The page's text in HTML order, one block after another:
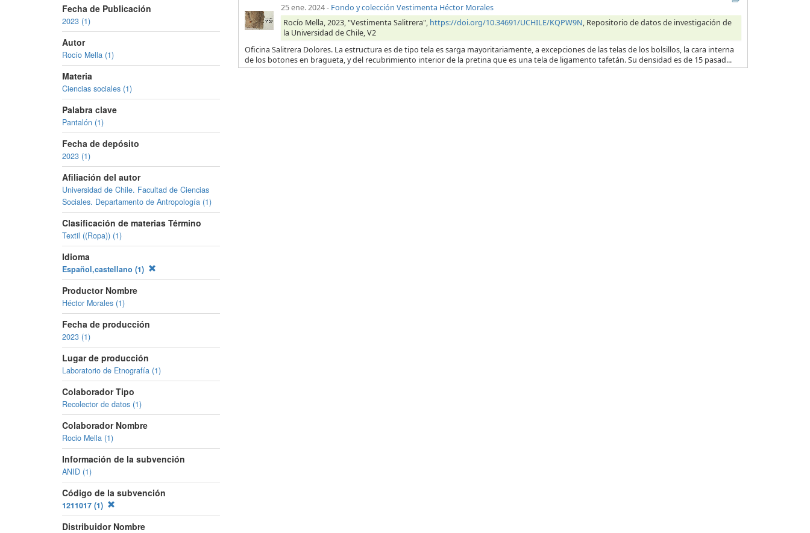
Fecha de Publicación
2023 (1)
Autor
Rocío Mella (1)
Materia
Ciencias sociales (1)
Palabra clave
Pantalón (1)
Fecha de depósito
2023 (1)
Afiliación del autor
Universidad de Chile. Facultad de Ciencias
Sociales. Departamento de Antropología (1)
Clasificación de materias Término
Textil ((Ropa)) (1)
Idioma
Español,castellano (1)
Productor Nombre
Héctor Morales (1)
Fecha de producción
2023 (1)
Lugar de producción
Laboratorio de Etnografía (1)
Colaborador Tipo
Recolector de datos (1)
Colaborador Nombre
Rocio Mella (1)
Información de la subvención
ANID (1)
Código de la subvención
1211017 (1)
Distribuidor Nombre
25 ene. 2024- Fondo y colección Vestimenta Héctor Morales
Rocío Mella, 2023, "Vestimenta Salitrera", https://doi.org/10.34691/UCHILE/KQPW9N, Repositorio de datos de investigación de
la Universidad de Chile, V2
Oficina Salitrera Dolores. La estructura es de tipo tela es sarga mayoritariamente, a excepciones de las telas de los bolsillos, la cara interna
de los botones en bragueta, y del recubrimiento interior de la pretina que es una tela de ligamento tafetán. Su densidad es de 15 pasad...